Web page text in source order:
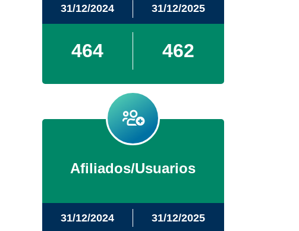
31/12/2024 31/12/2025
464 462
Afiliados/Usuarios
31/12/2024 31/12/2025